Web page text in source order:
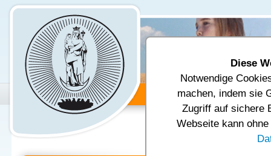
Diese
Notwendige
machen, indem sie
Zugriff auf sichere
Webseite kann
Unsere Gemeinde
Aktuelle Seite:
Gemeinderat / Ortschaftsrat